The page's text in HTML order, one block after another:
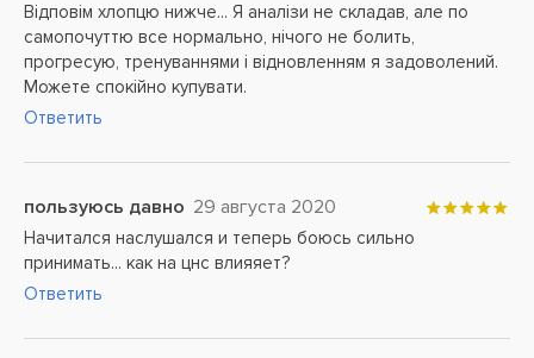
Відповім хлопцю нижче... Я аналізи не складав, але по
самопочуттю все нормально, нічого не болить,
прогресую, тренуваннями і відновленням я задоволений.
Можете спокійно купувати.
Ответить
пользуюсь давно 29 августа 2020
Начитался наслушался и теперь боюсь сильно
принимать... как на цнс влияяет?
Ответить